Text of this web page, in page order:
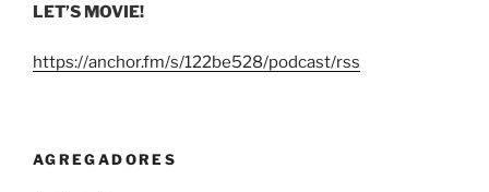
LET’S MOVIE!
https://anchor.fm/s/122be528/podcast/rss
AGREGADORES